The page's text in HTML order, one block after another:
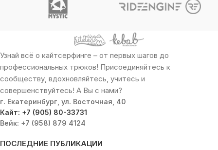
Узнай всё о кайтсерфинге – от первых шагов до
профессиональных трюков! Присоединяйтесь к
сообществу, вдохновляйтесь, учитесь и
совершенствуйтесь! А Вы с нами?
г. Екатеринбург, ул. Восточная, 40
Кайт: +7 (905) 80-33731
Вейк: +7 (958) 879 4124
ПОСЛЕДНИЕ ПУБЛИКАЦИИ